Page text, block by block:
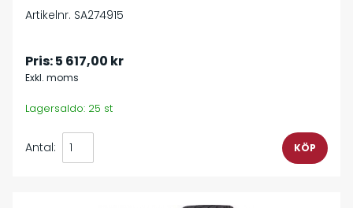
Artikelnr. SA274915
Pris:5 617,00 kr
Exkl. moms
Lagersaldo: 25 st
Antal: